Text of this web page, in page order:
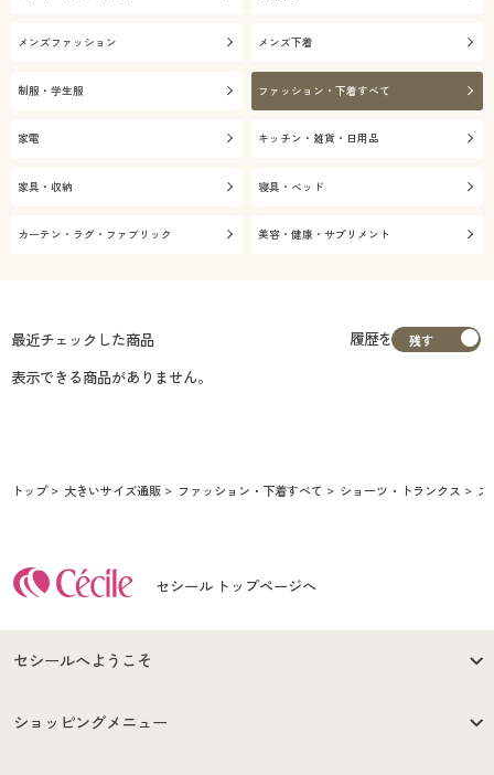
メンズファッション メンズ下着
制服・学生服 ファッション・下着すべて
家電 キッチン・雑貨・日用品
家具・収納 寝具・ベッド
カーテン・ラグ・ファブリック 美容・健康・サプリメント
最近チェックした商品
履歴を
表示できる商品がありません。
トップ 大きいサイズ通販 ファッション・下着すべて ショーツ・トランクス ス
セシール トップページへ
セシールへようこそ
はじめての方へ
ショッピングメニュー